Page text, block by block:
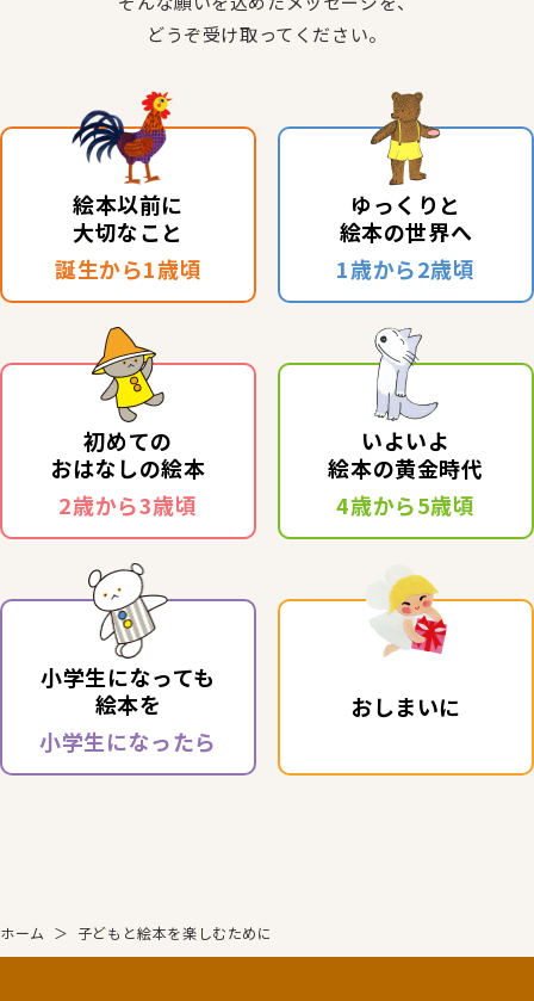
どうぞ受け取ってください。
絵本以前に
大切なこと
誕生から1歳頃
ゆっくりと
絵本の世界へ
1歳から2歳頃
初めての
おはなしの絵本
2歳から3歳頃
いよいよ
絵本の黄金時代
4歳から5歳頃
小学生になっても
絵本を
小学生になったら
おしまいに
ホーム ＞ 子どもと絵本を楽しむために